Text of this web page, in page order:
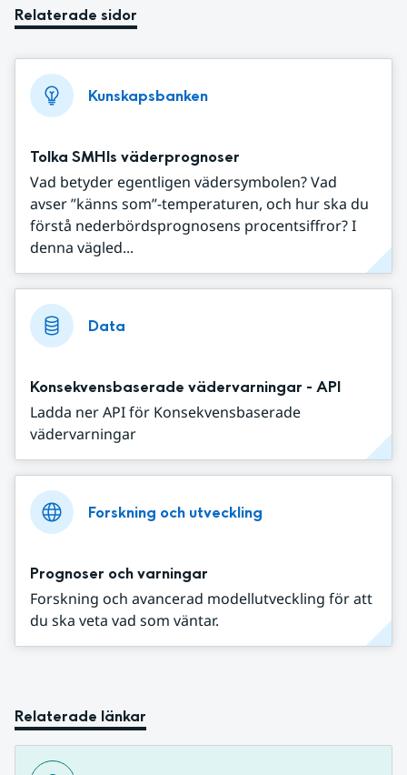
Relaterade sidor
Kunskapsbanken
Tolka SMHIs väderprognoser
Vad betyder egentligen vädersymbolen? Vad
avser ”känns som”-temperaturen, och hur ska du
förstå nederbördsprognosens procentsiffror? I
denna vägled...
Data
Konsekvensbaserade vädervarningar - API
Ladda ner API för Konsekvensbaserade
vädervarningar
Forskning och utveckling
Prognoser och varningar
Forskning och avancerad modellutveckling för att
du ska veta vad som väntar.
Relaterade länkar